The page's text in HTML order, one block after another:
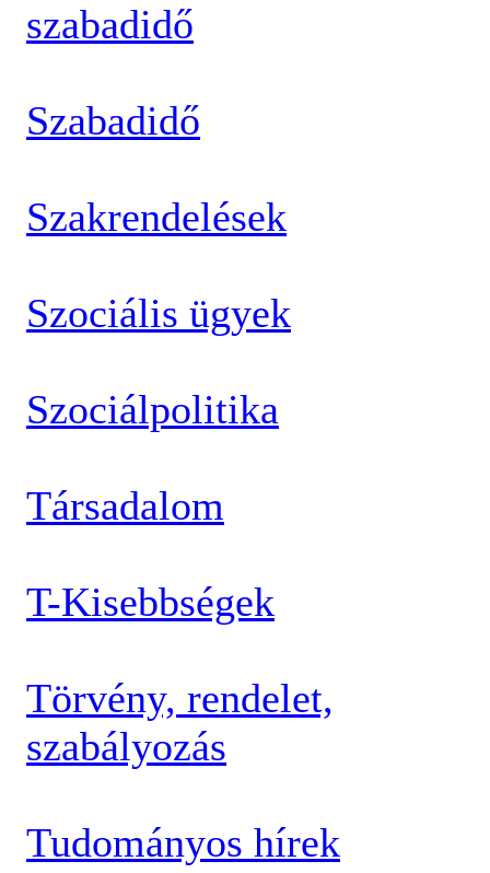
szabadidő
Szabadidő
Szakrendelések
Szociális ügyek
Szociálpolitika
Társadalom
T-Kisebbségek
Törvény, rendelet,
szabályozás
Tudományos hírek